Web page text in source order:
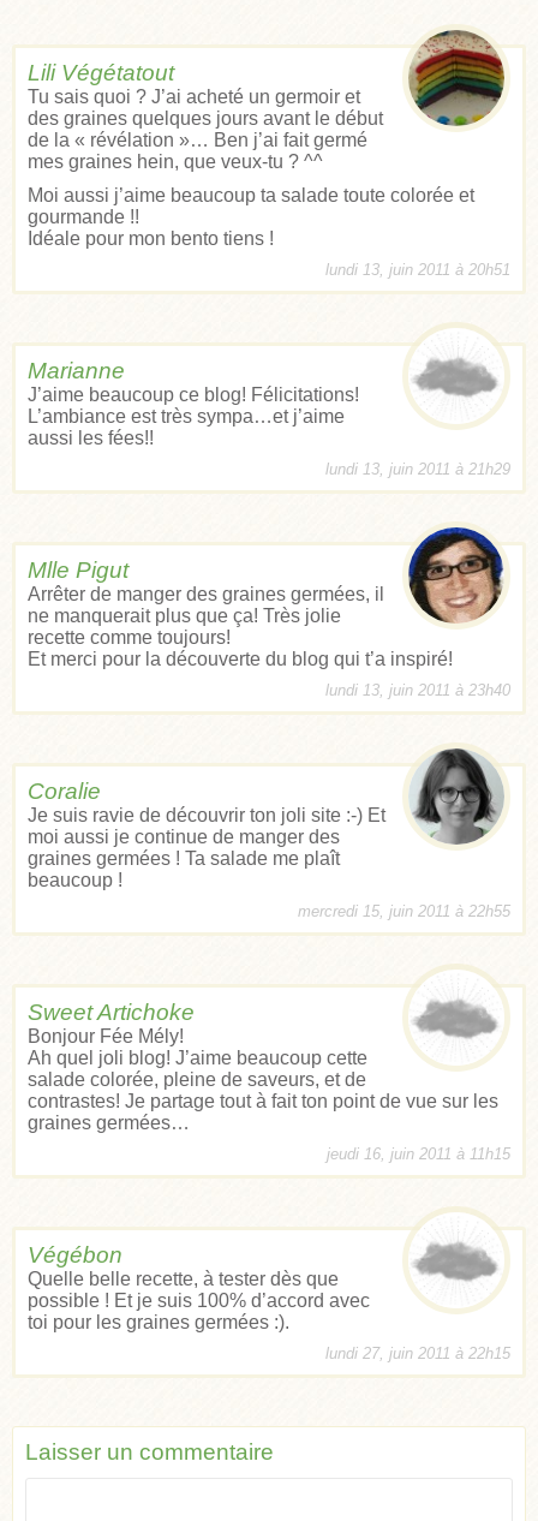
Lili Végétatout
Tu sais quoi ? J’ai acheté un germoir et
des graines quelques jours avant le début
de la « révélation »… Ben j’ai fait germé
mes graines hein, que veux-tu ? ^^
Moi aussi j’aime beaucoup ta salade toute colorée et
gourmande !!
Idéale pour mon bento tiens !
lundi 13, juin 2011 à 20h51
Marianne
J’aime beaucoup ce blog! Félicitations!
L’ambiance est très sympa…et j’aime
aussi les fées!!
lundi 13, juin 2011 à 21h29
Mlle Pigut
Arrêter de manger des graines germées, il
ne manquerait plus que ça! Très jolie
recette comme toujours!
Et merci pour la découverte du blog qui t’a inspiré!
lundi 13, juin 2011 à 23h40
Coralie
Je suis ravie de découvrir ton joli site :-) Et
moi aussi je continue de manger des
graines germées ! Ta salade me plaît
beaucoup !
mercredi 15, juin 2011 à 22h55
Sweet Artichoke
Bonjour Fée Mély!
Ah quel joli blog! J’aime beaucoup cette
salade colorée, pleine de saveurs, et de
contrastes! Je partage tout à fait ton point de vue sur les
graines germées…
jeudi 16, juin 2011 à 11h15
Végébon
Quelle belle recette, à tester dès que
possible ! Et je suis 100% d’accord avec
toi pour les graines germées :).
lundi 27, juin 2011 à 22h15
Laisser un commentaire